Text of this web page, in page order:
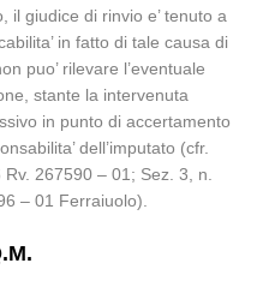
il giudice di rinvio e’ tenuto a
in fatto di tale causa di
puo’ rilevare l’eventuale
stante la intervenuta
in punto di accertamento
dell’imputato (cfr.
267590 – 01; Sez. 3, n.
– 01 Ferraiuolo).